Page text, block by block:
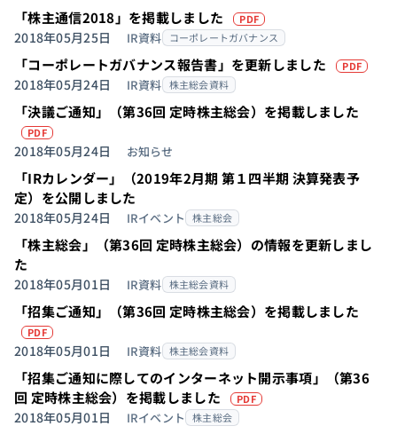
「株主通信2018」を掲載しました PDF （PDFを別タブで開
2018年05月25日 IR資料 コーポレートガバナンス
「コーポレートガバナンス報告書」を更新しました PDF （
2018年05月24日 IR資料 株主総会資料
「決議ご通知」（第36回 定時株主総会）を掲載しました
PDF （PDFを別タブで開きます）
2018年05月24日 お知らせ
「IRカレンダー」（2019年2月期 第１四半期 決算発表予
定）を公開しました
2018年05月24日 IRイベント 株主総会
「株主総会」（第36回 定時株主総会）の情報を更新しまし
た
2018年05月01日 IR資料 株主総会資料
「招集ご通知」（第36回 定時株主総会）を掲載しました
PDF （PDFを別タブで開きます）
2018年05月01日 IR資料 株主総会資料
「招集ご通知に際してのインターネット開示事項」（第36
回 定時株主総会）を掲載しました
PDF （PDFを別タブで開
2018年05月01日 IRイベント 株主総会